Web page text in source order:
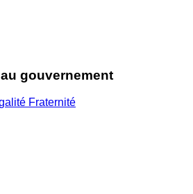
gouvernement